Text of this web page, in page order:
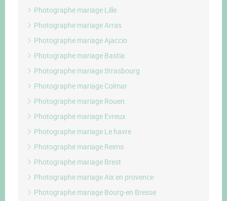
Photographe mariage Lille
Photographe mariage Arras
Photographe mariage Ajaccio
Photographe mariage Bastia
Photographe mariage Strasbourg
Photographe mariage Colmar
Photographe mariage Rouen
Photographe mariage Evreux
Photographe mariage Le havre
Photographe mariage Reims
Photographe mariage Brest
Photographe mariage Aix en provence
Photographe mariage Bourg-en Bresse